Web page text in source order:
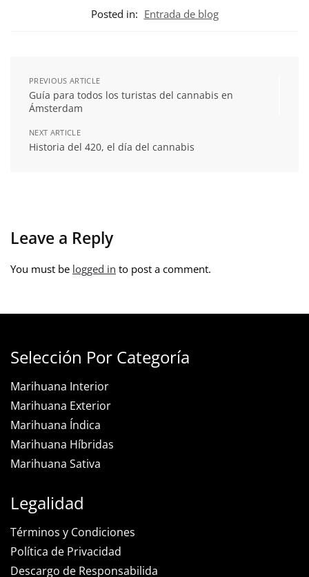
Posted in: Entrada de blog
PREVIOUS ARTICLE
Guía para todos los turistas del cannabis en
Ámsterdam
NEXT ARTICLE
Historia del 420, el día del cannabis
Leave a Reply
You must be logged in to post a comment.
Selección Por Categoría
Marihuana Interior
Marihuana Exterior
Marihuana Índica
Marihuana Híbridas
Marihuana Sativa
Legalidad
Términos y Condiciones
Política de Privacidad
Descargo de Responsabilida